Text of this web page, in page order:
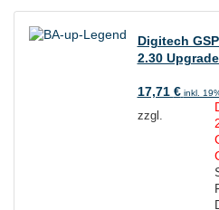
Digitech
2.30
17,71 € inkl.
zzgl.